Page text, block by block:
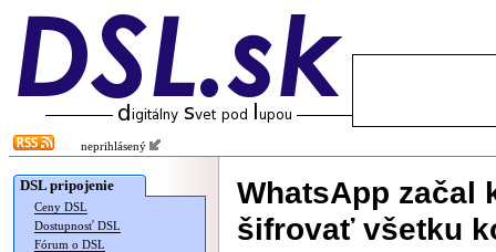
neprihlásený
DSL pripojenie
Ceny DSL
Dostupnosť DSL
Fórum o DSL
WhatsApp začal
šifrovať všetku